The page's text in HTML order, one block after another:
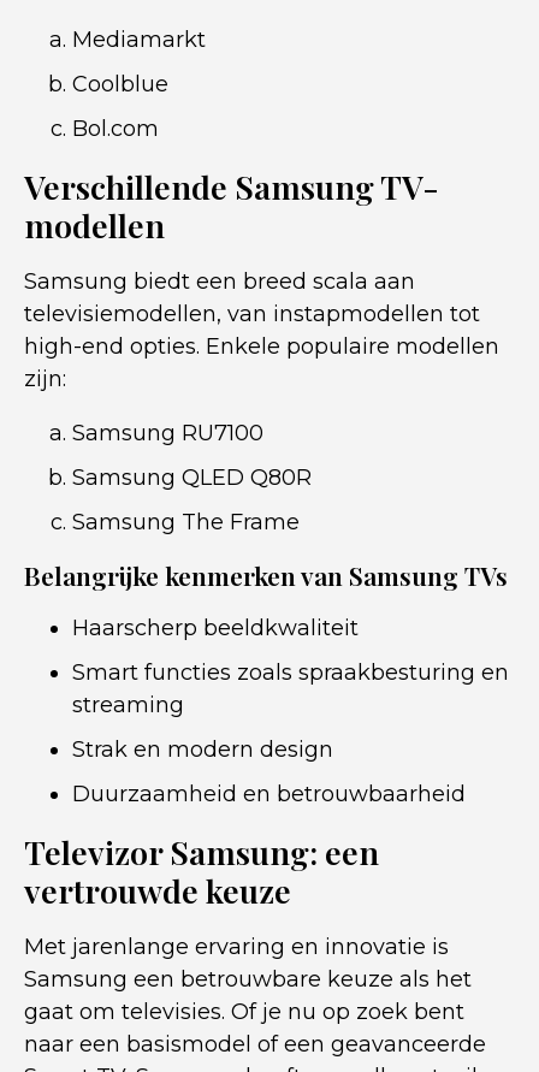
Mediamarkt
Coolblue
Bol.com
Verschillende Samsung TV-
modellen
Samsung biedt een breed scala aan
televisiemodellen, van instapmodellen tot
high-end opties. Enkele populaire modellen
zijn:
Samsung RU7100
Samsung QLED Q80R
Samsung The Frame
Belangrijke kenmerken van Samsung TVs
Haarscherp beeldkwaliteit
Smart functies zoals spraakbesturing en
streaming
Strak en modern design
Duurzaamheid en betrouwbaarheid
Televizor Samsung: een
vertrouwde keuze
Met jarenlange ervaring en innovatie is
Samsung een betrouwbare keuze als het
gaat om televisies. Of je nu op zoek bent
naar een basismodel of een geavanceerde